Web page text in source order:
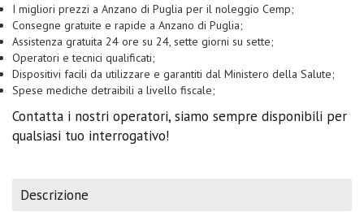
I migliori prezzi a Anzano di Puglia per il noleggio Cemp;
Consegne gratuite e rapide a Anzano di Puglia;
Assistenza gratuita 24 ore su 24, sette giorni su sette;
Operatori e tecnici qualificati;
Dispositivi facili da utilizzare e garantiti dal Ministero della Salute;
Spese mediche detraibili a livello fiscale;
Contatta i nostri operatori, siamo sempre disponibili per
qualsiasi tuo interrogativo!
Descrizione